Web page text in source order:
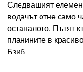
Следващият
водачът отне само
останалото. Пътят
планините в
Бзиб.